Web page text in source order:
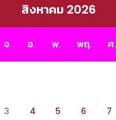
สิงหาคม 2026
จ. อ. พ. พฤ. ศ.
3 4 5 6 7